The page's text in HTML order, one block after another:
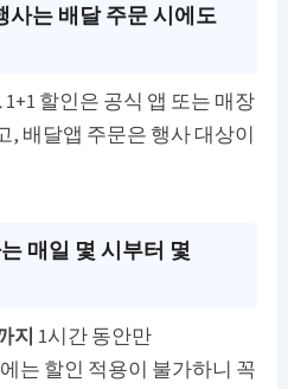
사는 배달 주문 시에도
1+1 할인은 공식 앱 또는 매장
, 배달앱 주문은 행사 대상이
매일 몇 시부터 몇
지 1시간 동안만
는 할인 적용이 불가하니 꼭